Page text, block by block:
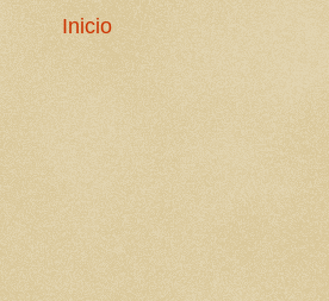
Inicio